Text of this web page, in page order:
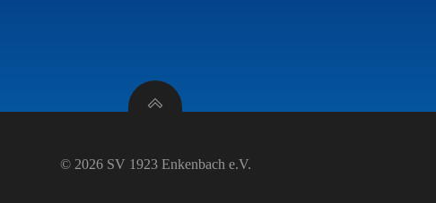
© 2026 SV 1923 Enkenbach e.V.